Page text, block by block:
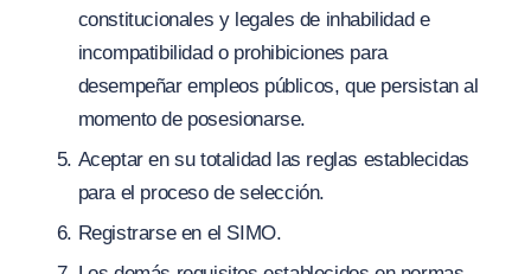
constitucionales y legales de inhabilidad e
incompatibilidad o prohibiciones para
desempeñar empleos públicos, que persistan al
momento de posesionarse.
Aceptar en su totalidad las reglas establecidas
para el proceso de selección.
Registrarse en el SIMO.